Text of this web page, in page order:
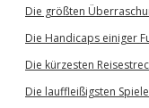
Die größten
Die Handicaps einiger
Die kürzesten
Die lauffleißigsten